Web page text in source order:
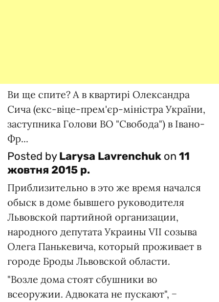
Ви ще спите? А в квартирі Олександра
Сича (екс-віце-прем'єр-міністра України,
заступника Голови ВО "Свобода") в Івано-
Фр...
Posted byLarysa Lavrenchuk on 11
жовтня 2015 р.
Приблизительно в это же время начался
обыск в доме бывшего руководителя
Львовской партийной организации,
народного депутата Украины VII созыва
Олега Панькевича, который проживает в
городе Броды Львовской области.
"Возле дома стоят сбушники во
всеоружии. Адвоката не пускают", −